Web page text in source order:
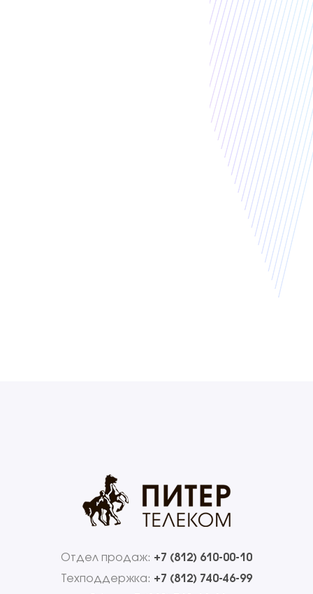
Отдел продаж: +7 (812) 610-00-10
Техподдержка: +7 (812) 740-46-99